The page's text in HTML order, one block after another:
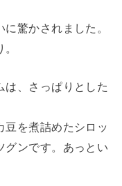
驚かされました。
は、さっぱりとした
豆を煮詰めたシロッ
グンです。あっとい